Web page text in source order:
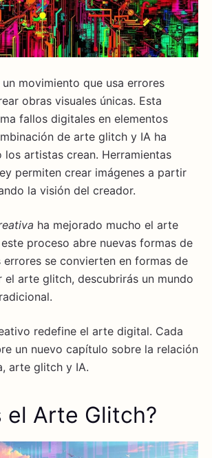
movimiento que usa errores
obras visuales únicas. Esta
fallos digitales en elementos
de arte glitch y IA ha
los artistas crean. Herramientas
permiten crear imágenes a partir
la visión del creador.
ha mejorado mucho el arte
proceso abre nuevas formas de
se convierten en formas de
el arte glitch, descubrirás un mundo
redefine el arte digital. Cada
un nuevo capítulo sobre la relación
arte glitch y IA.
el Arte Glitch?